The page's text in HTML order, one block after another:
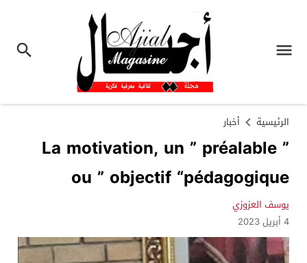
الرئيسية أخبار
La motivation, un ” préalable ”
ou ” objectif “pédagogique
يوسف العزوزي
4 أبريل 2023